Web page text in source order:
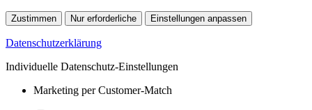
Zustimmen Nur erforderliche Einstellungen anpassen
Datenschutzerklärung
Individuelle Datenschutz-Einstellungen
Marketing per Customer-Match